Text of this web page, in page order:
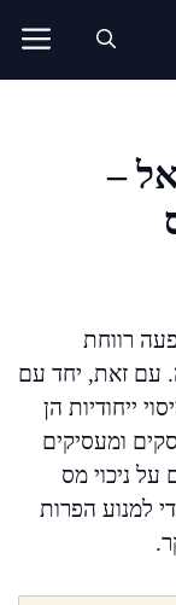
–
רווחת
עם זאת, יחד עם
ייחודיות הן
ומעסיקים
על ניכוי מס
למנוע הפרות